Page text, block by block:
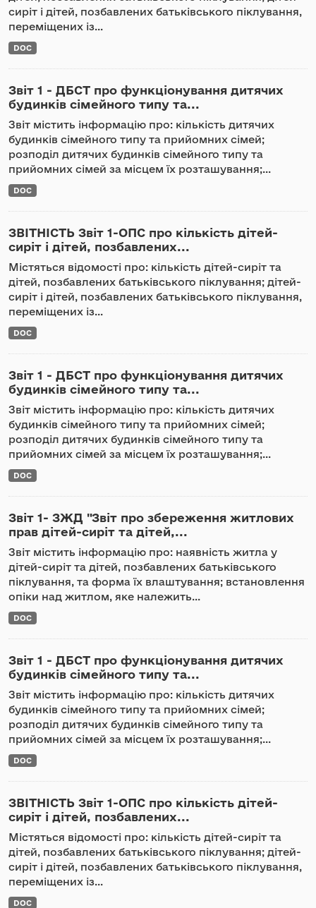
сиріт і дітей, позбавлених батьківського піклування,
переміщених із...
DOC
Звіт 1 - ДБСТ про функціонування дитячих
будинків сімейного типу та...
Звіт містить інформацію про: кількість дитячих
будинків сімейного типу та прийомних сімей;
розподіл дитячих будинків сімейного типу та
прийомних сімей за місцем їх розташування;...
DOC
ЗВІТНІСТЬ Звіт 1-ОПС про кількість дітей-
сиріт і дітей, позбавлених...
Містяться відомості про: кількість дітей-сиріт та
дітей, позбавлених батьківського піклування; дітей-
сиріт і дітей, позбавлених батьківського піклування,
переміщених із...
DOC
Звіт 1 - ДБСТ про функціонування дитячих
будинків сімейного типу та...
Звіт містить інформацію про: кількість дитячих
будинків сімейного типу та прийомних сімей;
розподіл дитячих будинків сімейного типу та
прийомних сімей за місцем їх розташування;...
DOC
Звіт 1- ЗЖД "Звіт про збереження житлових
прав дітей-сиріт та дітей,...
Звіт містить інформацію про: наявність житла у
дітей-сиріт та дітей, позбавлених батьківського
піклування, та форма їх влаштування; встановлення
опіки над житлом, яке належить...
DOC
Звіт 1 - ДБСТ про функціонування дитячих
будинків сімейного типу та...
Звіт містить інформацію про: кількість дитячих
будинків сімейного типу та прийомних сімей;
розподіл дитячих будинків сімейного типу та
прийомних сімей за місцем їх розташування;...
DOC
ЗВІТНІСТЬ Звіт 1-ОПС про кількість дітей-
сиріт і дітей, позбавлених...
Містяться відомості про: кількість дітей-сиріт та
дітей, позбавлених батьківського піклування; дітей-
сиріт і дітей, позбавлених батьківського піклування,
переміщених із...
DOC